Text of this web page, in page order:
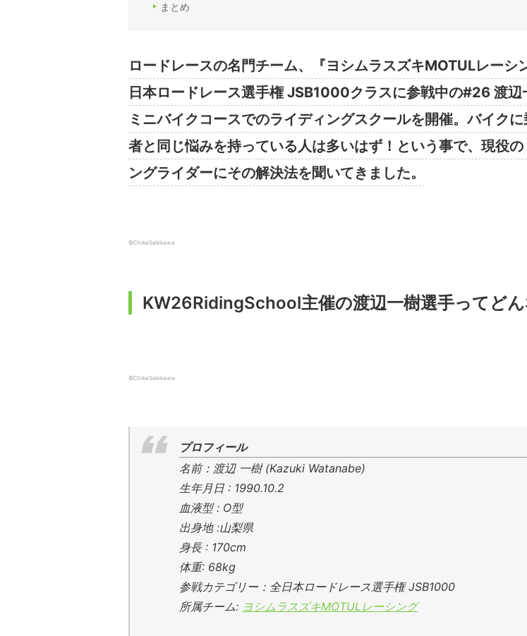
まとめ
ロードレースの名門チーム、『ヨシムラスズキMOTULレーシ
日本ロードレース選手権 JSB1000クラスに参戦中の#26 渡辺
ミニバイクコースでのライディングスクールを開催。バイク
者と同じ悩みを持っている人は多いはず！という事で、現役
ングライダーにその解決法を聞いてきました。
©ChikaSakikawa
KW26RidingSchool主催の渡辺一樹選手ってどん
©ChikaSakikawa
プロフィール
名前：渡辺 一樹 (Kazuki Watanabe)
生年月日 : 1990.10.2
血液型 : O型
出身地 :山梨県
身長 : 170cm
体重: 68kg
参戦カテゴリー：全日本ロードレース選手権 JSB1000
所属チーム: ヨシムラスズキMOTULレーシング